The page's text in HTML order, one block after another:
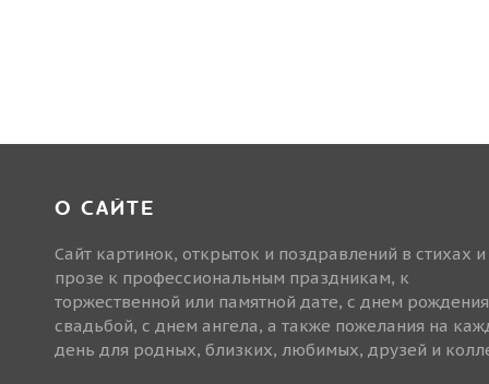
О САЙТЕ
Сайт картинок, открыток и поздравлений в стихах и
прозе к профессиональным праздникам, к
торжественной или памятной дате, с днем
свадьбой, с днем ангела, а также пожелания на
день для родных, близких, любимых, друзей и